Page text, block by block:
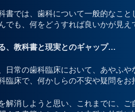
書では、歯科について一般的なこ
でも、何をどうすれば良いかが見え
、教科書と現実とのギャップ…
日常の歯科臨床において、あやふ
臨床で、何かしらの不安や疑問をお
解消しようと思い、これまでに、